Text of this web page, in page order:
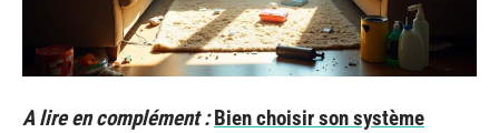
A lire en complément : Bien choisir son système